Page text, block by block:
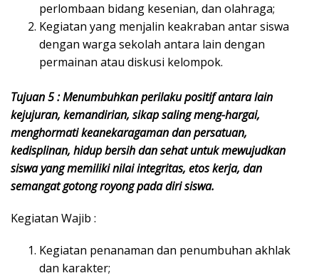
perlombaan bidang kesenian, dan olahraga;
Kegiatan yang menjalin keakraban antar siswa
dengan warga sekolah antara lain dengan
permainan atau diskusi kelompok.
Tujuan 5 : Menumbuhkan perilaku positif antara lain
kejujuran, kemandirian, sikap saling meng-hargai,
menghormati keanekaragaman dan persatuan,
kedisplinan, hidup bersih dan sehat untuk mewujudkan
siswa yang memiliki nilai integritas, etos kerja, dan
semangat gotong royong pada diri siswa.
Kegiatan Wajib :
Kegiatan penanaman dan penumbuhan akhlak
dan karakter;